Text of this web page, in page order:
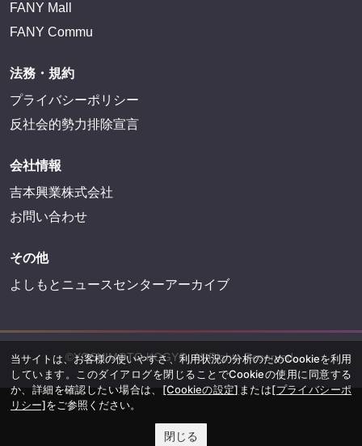
FANY Mall
FANY Commu
法務・規約
プライバシーポリシー
反社会的勢力排除宣言
会社情報
吉本興業株式会社
お問い合わせ
その他
よしもとニュースセンターアーカイブ
©YOSHIMOTO KOGYO, All Rights Reserved.
当サイトは、お客様の使いやすさ、利用状況の分析のためCookieを利用
しています。このダイアログを閉じることでCookieの使用に同意する
か、詳細を確認したい場合は、 [Cookieの設定] または[プライバシーポ
リシー]をご参照ください。
閉じる